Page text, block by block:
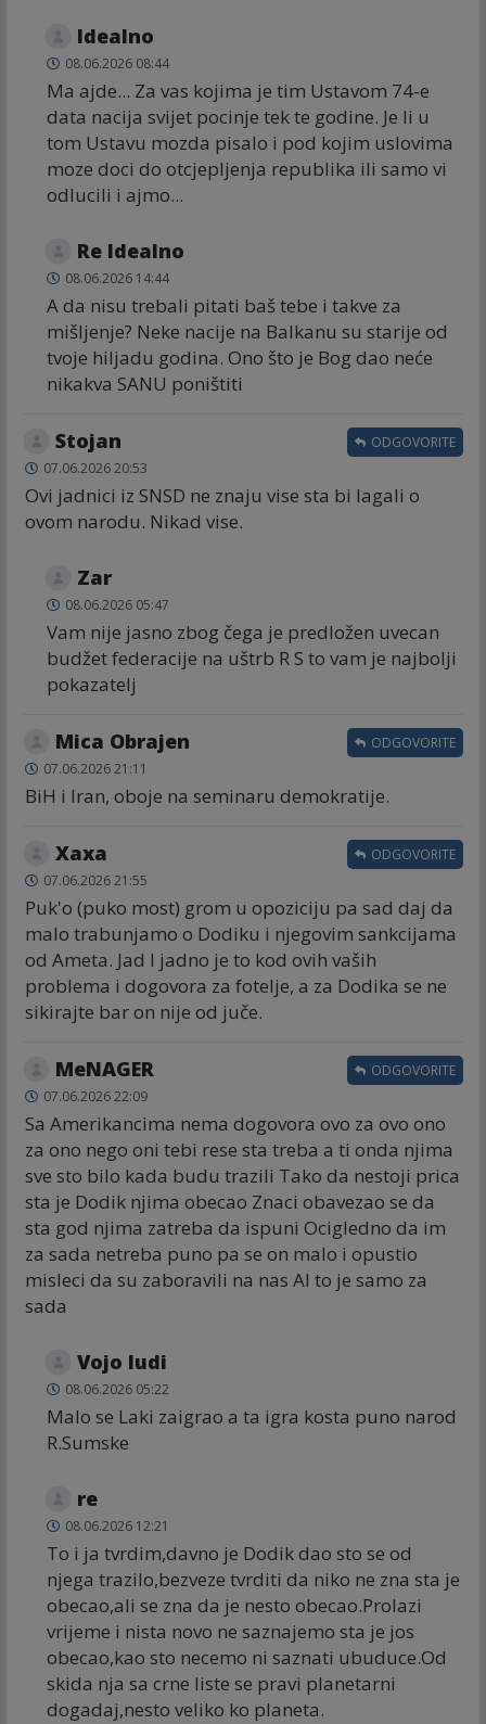
Idealno
08.06.2026 08:44
Ma ajde... Za vas kojima je tim Ustavom 74-e
data nacija svijet pocinje tek te godine. Je li u
tom Ustavu mozda pisalo i pod kojim uslovima
moze doci do otcjepljenja republika ili samo vi
odlucili i ajmo...
Re Idealno
08.06.2026 14:44
A da nisu trebali pitati baš tebe i takve za
mišljenje? Neke nacije na Balkanu su starije od
tvoje hiljadu godina. Ono što je Bog dao neće
nikakva SANU poništiti
Stojan
07.06.2026 20:53
Ovi jadnici iz SNSD ne znaju vise sta bi lagali o
ovom narodu. Nikad vise.
ODGOVORITE
Zar
08.06.2026 05:47
Vam nije jasno zbog čega je predložen uvecan
budžet federacije na uštrb R S to vam je najbolji
pokazatelj
Mica Obrajen
07.06.2026 21:11
BiH i Iran, oboje na seminaru demokratije.
ODGOVORITE
Хаха
07.06.2026 21:55
Puk'o (puko most) grom u opoziciju pa sad daj da
malo trabunjamo o Dodiku i njegovim sankcijama
od Ameta. Jad l jadno je to kod ovih vaših
problema i dogovora za fotelje, a za Dodika se ne
sikirajte bar on nije od juče.
ODGOVORITE
MeNAGER
07.06.2026 22:09
Sa Amerikancima nema dogovora ovo za ovo ono
za ono nego oni tebi rese sta treba a ti onda njima
sve sto bilo kada budu trazili Tako da nestoji prica
sta je Dodik njima obecao Znaci obavezao se da
sta god njima zatreba da ispuni Ocigledno da im
za sada netreba puno pa se on malo i opustio
misleci da su zaboravili na nas Al to je samo za
sada
ODGOVORITE
Vojo ludi
08.06.2026 05:22
Malo se Laki zaigrao a ta igra kosta puno narod
R.Sumske
re
08.06.2026 12:21
To i ja tvrdim,davno je Dodik dao sto se od
njega trazilo,bezveze tvrditi da niko ne zna sta je
obecao,ali se zna da je nesto obecao.Prolazi
vrijeme i nista novo ne saznajemo sta je jos
obecao,kao sto necemo ni saznati ubuduce.Od
skida nja sa crne liste se pravi planetarni
dogadaj,nesto veliko ko planeta.